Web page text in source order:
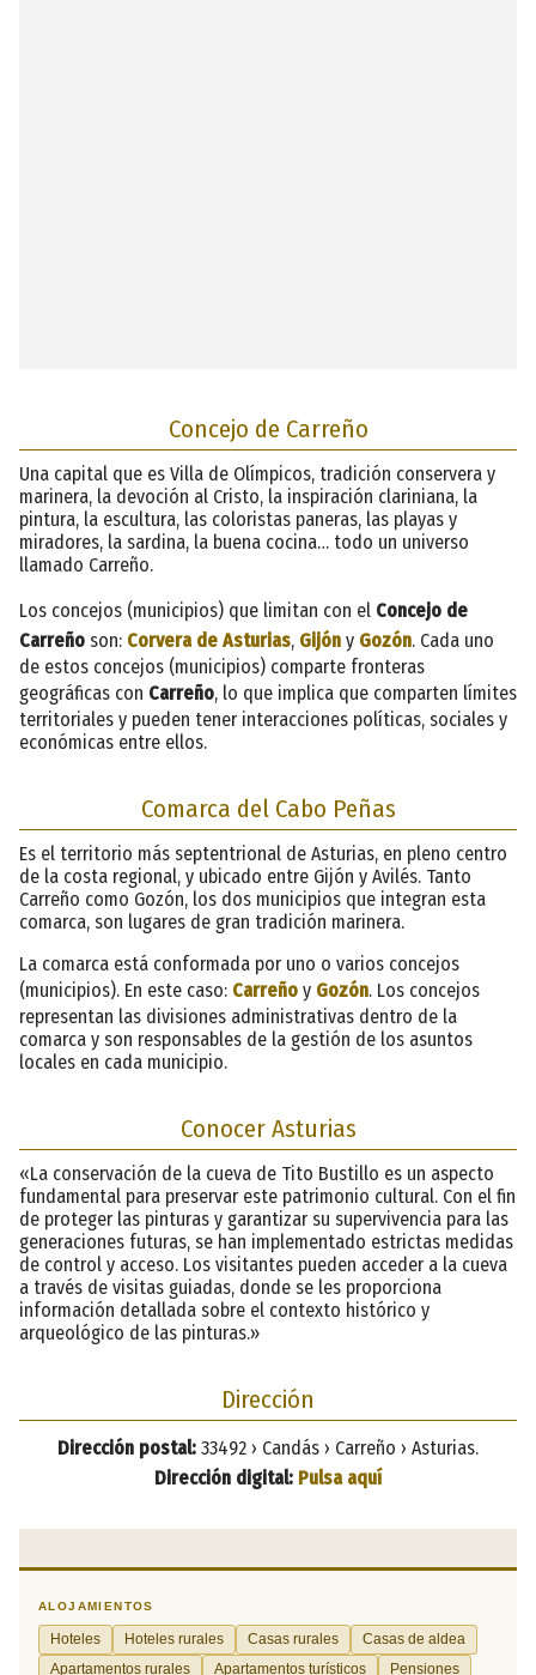
Concejo de Carreño
Una capital que es Villa de Olímpicos, tradición conservera y
marinera, la devoción al Cristo, la inspiración clariniana, la
pintura, la escultura, las coloristas paneras, las playas y
miradores, la sardina, la buena cocina… todo un universo
llamado Carreño.
Los concejos (municipios) que limitan con el Concejo de
Carreño son: Corvera de Asturias, Gijón y Gozón. Cada uno
de estos concejos (municipios) comparte fronteras
geográficas con Carreño, lo que implica que comparten límites
territoriales y pueden tener interacciones políticas, sociales y
económicas entre ellos.
Comarca del Cabo Peñas
Es el territorio más septentrional de Asturias, en pleno centro
de la costa regional, y ubicado entre Gijón y Avilés. Tanto
Carreño como Gozón, los dos municipios que integran esta
comarca, son lugares de gran tradición marinera.
La comarca está conformada por uno o varios concejos
(municipios). En este caso: Carreño y Gozón. Los concejos
representan las divisiones administrativas dentro de la
comarca y son responsables de la gestión de los asuntos
locales en cada municipio.
Conocer Asturias
«La conservación de la cueva de Tito Bustillo es un aspecto
fundamental para preservar este patrimonio cultural. Con el fin
de proteger las pinturas y garantizar su supervivencia para las
generaciones futuras, se han implementado estrictas medidas
de control y acceso. Los visitantes pueden acceder a la cueva
a través de visitas guiadas, donde se les proporciona
información detallada sobre el contexto histórico y
arqueológico de las pinturas.»
Dirección
Dirección postal: 33492 › Candás › Carreño › Asturias.
Dirección digital: Pulsa aquí